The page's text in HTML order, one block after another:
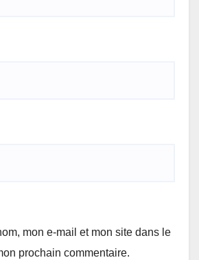
mon e-mail et mon site dans le
prochain commentaire.